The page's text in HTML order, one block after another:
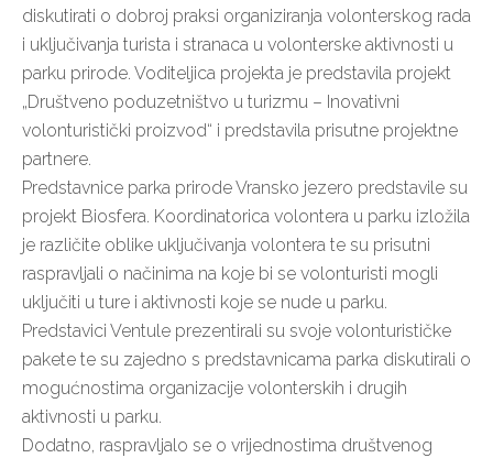
diskutirati o dobroj praksi organiziranja volonterskog rada
i uključivanja turista i stranaca u volonterske aktivnosti u
parku prirode. Voditeljica projekta je predstavila projekt
„Društveno poduzetništvo u turizmu – Inovativni
volonturistički proizvod“ i predstavila prisutne projektne
partnere.
Predstavnice parka prirode Vransko jezero predstavile su
projekt Biosfera. Koordinatorica volontera u parku izložila
je različite oblike uključivanja volontera te su prisutni
raspravljali o načinima na koje bi se volonturisti mogli
uključiti u ture i aktivnosti koje se nude u parku.
Predstavici Ventule prezentirali su svoje volonturističke
pakete te su zajedno s predstavnicama parka diskutirali o
mogućnostima organizacije volonterskih i drugih
aktivnosti u parku.
Dodatno, raspravljalo se o vrijednostima društvenog